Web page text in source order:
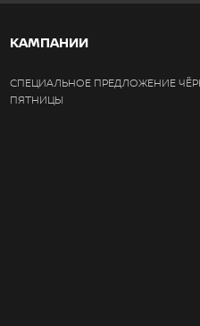
КАМПАНИИ
СПЕЦИАЛЬНОЕ ПРЕДЛОЖЕНИЕ
ПЯТНИЦЫ